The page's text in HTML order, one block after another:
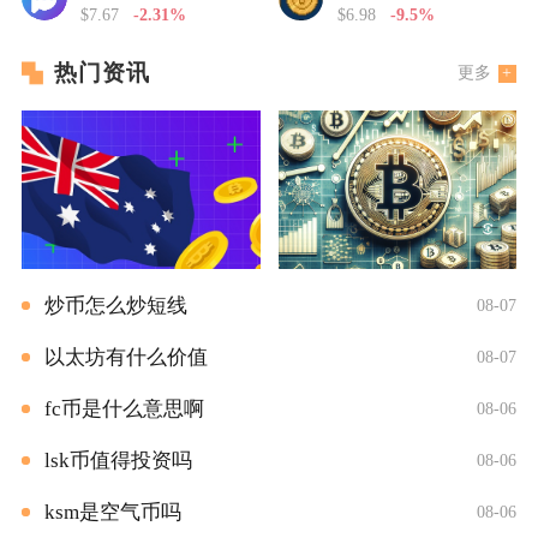
$7.67 -2.31% $6.98 -9.5%
热门资讯 更多
炒币怎么炒短线 08-07
以太坊有什么价值 08-07
fc币是什么意思啊 08-06
lsk币值得投资吗 08-06
ksm是空气币吗 08-06